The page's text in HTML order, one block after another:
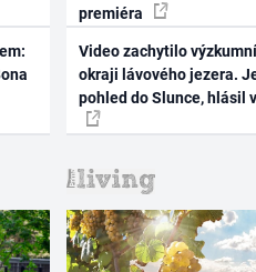
premiéra
Video zachytilo
okraji lávového jezera.
pohled do Slunce, hlásil